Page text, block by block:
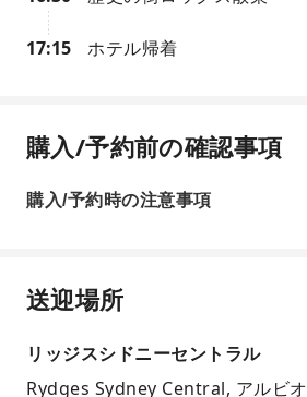
17:15 ホテル帰着
購入/予約前の確認事項
購入/予約時の注意事項
送迎場所
リッジスシドニーセントラル
Rydges Sydney Central, アルビオ